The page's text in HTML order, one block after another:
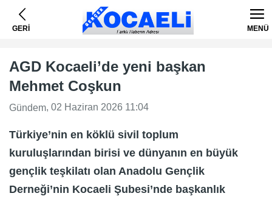
GERİ MENÜ
AGD Kocaeli’de yeni başkan
Mehmet Coşkun
Gündem, 02 Haziran 2026 11:04
Türkiye’nin en köklü sivil toplum
kuruluşlarından birisi ve dünyanın en büyük
gençlik teşkilatı olan Anadolu Gençlik
Derneği’nin Kocaeli Şubesi’nde başkanlık